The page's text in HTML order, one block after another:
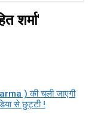
शर्मा'
) की चली जाएगी
से छुट्टी !